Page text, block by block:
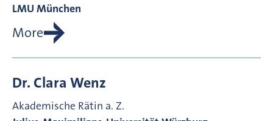
LMU München
More
Dr. Clara Wenz
Akademische Rätin a. Z.